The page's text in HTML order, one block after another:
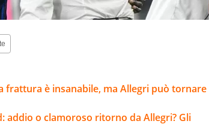
frattura è insanabile, ma Allegri può tornare
addio o clamoroso ritorno da Allegri? Gli